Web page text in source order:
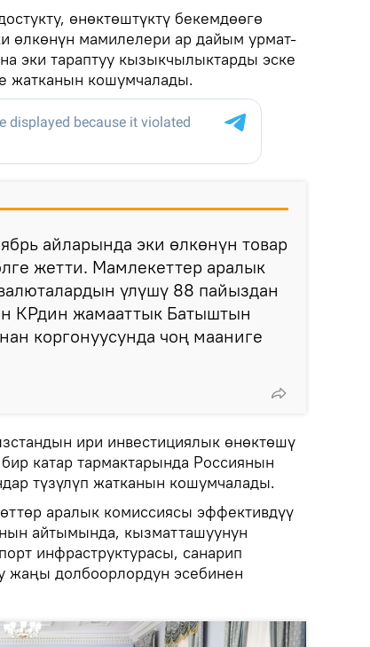
өнөктөштүктү бекемдөөгө
өлкөнүн мамилелери ар дайым урмат-
эки тараптуу кызыкчылыктарды эске
жатканын кошумчалады.
айларында эки өлкөнүн товар
жетти. Мамлекеттер аралык
үлүшү 88 пайыздан
КРдин жамааттык Батыштын
коргонуусунда чоң мааниге
ири инвестициялык өнөктөшү
катар тармактарында Россиянын
түзүлүп жатканын кошумчалады.
аралык комиссиясы эффективдүү
айтымында, кызматташуунун
инфраструктурасы, санарип
жаңы долбоорлордун эсебинен